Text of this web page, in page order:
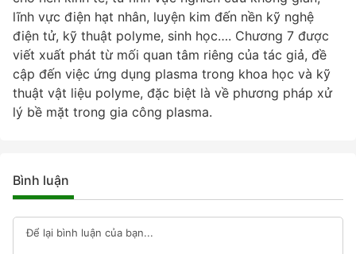
lĩnh vực điện hạt nhân, luyện kim đến nền kỹ nghệ
điện tử, kỹ thuật polyme, sinh học…. Chương 7 được
viết xuất phát từ mối quan tâm riêng của tác giả, đề
cập đến việc ứng dụng plasma trong khoa học và kỹ
thuật vật liệu polyme, đặc biệt là về phương pháp xử
lý bề mặt trong gia công plasma.
Bình luận